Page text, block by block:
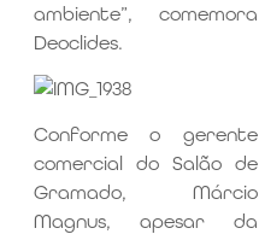
ambiente”, comemora
Deoclides.
Conforme o gerente
comercial do Salão de
Gramado, Márcio
Magnus, apesar da